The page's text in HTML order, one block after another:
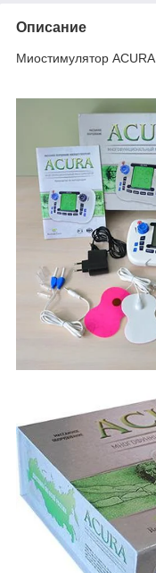
Описание
Миостимулятор ACURA